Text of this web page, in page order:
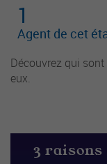
1
Agent de cet
Découvrez qui
eux.
3 raisons